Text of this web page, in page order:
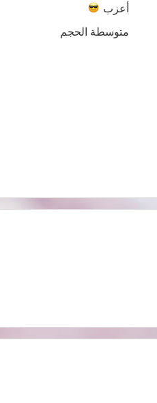
أعزب
متوسطة الحجم